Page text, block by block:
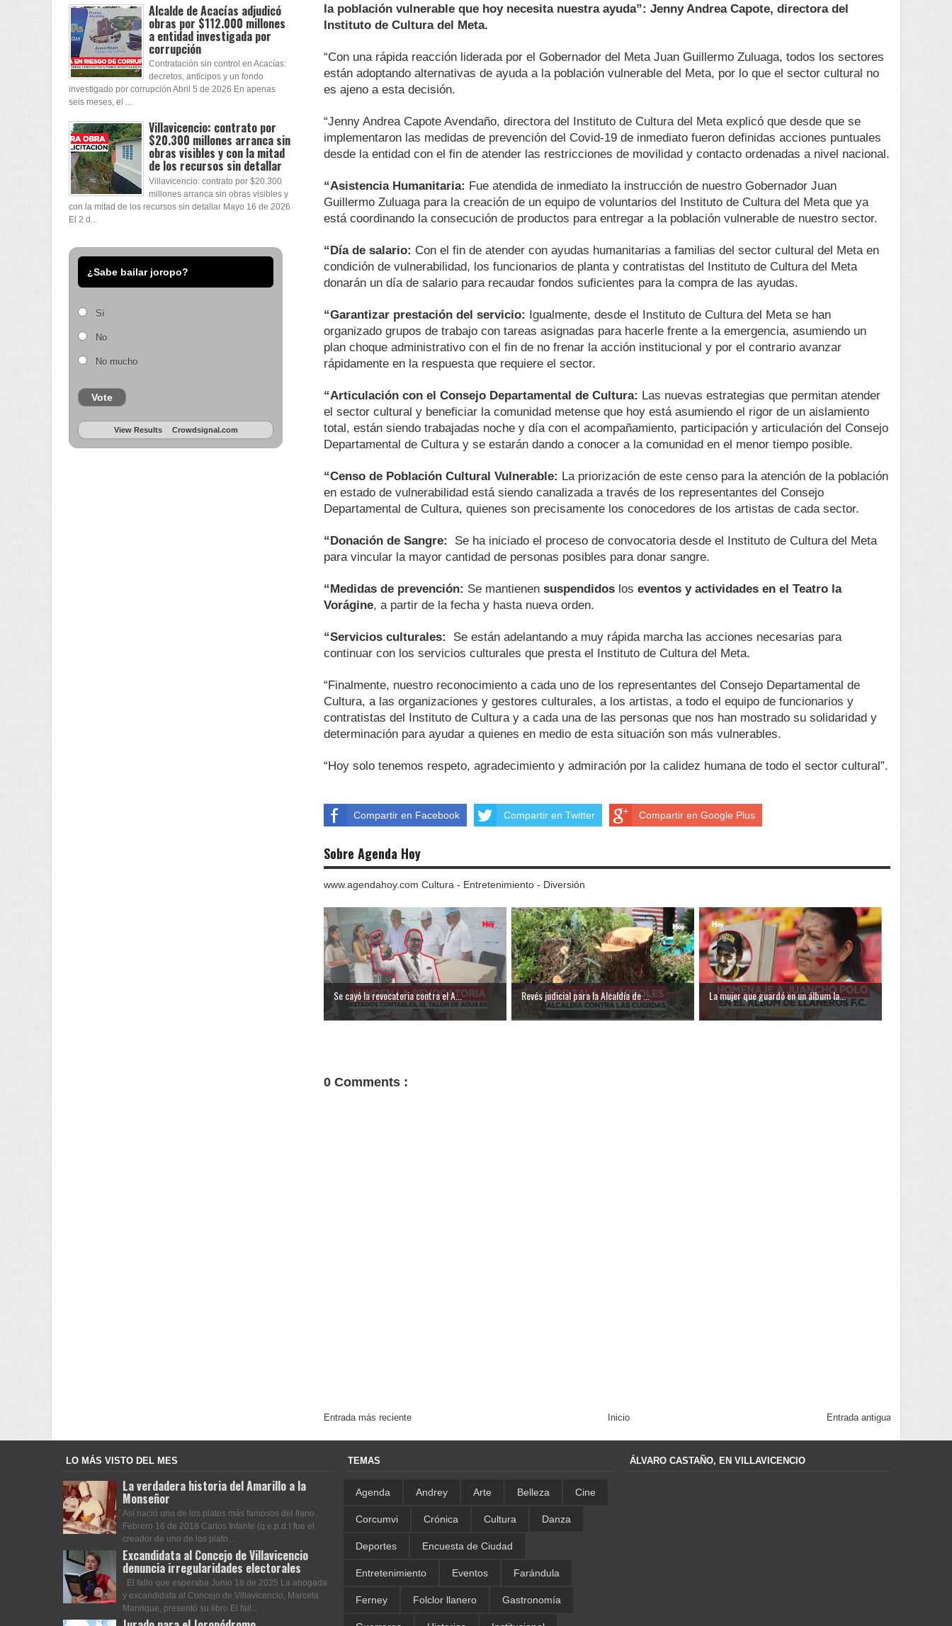
la población vulnerable que hoy necesita nuestra ayuda”: Jenny Andrea Capote, directora del
Instituto de Cultura del Meta.
“Con una rápida reacción liderada por el Gobernador del Meta Juan Guillermo Zuluaga, todos los sectores
están adoptando alternativas de ayuda a la población vulnerable del Meta, por lo que el sector cultural no
es ajeno a esta decisión.
“Jenny Andrea Capote Avendaño, directora del Instituto de Cultura del Meta explicó que desde que se
implementaron las medidas de prevención del Covid-19 de inmediato fueron definidas acciones puntuales
desde la entidad con el fin de atender las restricciones de movilidad y contacto ordenadas a nivel nacional.
“Asistencia Humanitaria: Fue atendida de inmediato la instrucción de nuestro Gobernador Juan
Guillermo Zuluaga para la creación de un equipo de voluntarios del Instituto de Cultura del Meta que ya
está coordinando la consecución de productos para entregar a la población vulnerable de nuestro sector.
“Día de salario: Con el fin de atender con ayudas humanitarias a familias del sector cultural del Meta en
condición de vulnerabilidad, los funcionarios de planta y contratistas del Instituto de Cultura del Meta
donarán un día de salario para recaudar fondos suficientes para la compra de las ayudas.
“Garantizar prestación del servicio: Igualmente, desde el Instituto de Cultura del Meta se han
organizado grupos de trabajo con tareas asignadas para hacerle frente a la emergencia, asumiendo un
plan choque administrativo con el fin de no frenar la acción institucional y por el contrario avanzar
rápidamente en la respuesta que requiere el sector.
“Articulación con el Consejo Departamental de Cultura: Las nuevas estrategias que permitan atender
el sector cultural y beneficiar la comunidad metense que hoy está asumiendo el rigor de un aislamiento
total, están siendo trabajadas noche y día con el acompañamiento, participación y articulación del Consejo
Departamental de Cultura y se estarán dando a conocer a la comunidad en el menor tiempo posible.
“Censo de Población Cultural Vulnerable: La priorización de este censo para la atención de la población
en estado de vulnerabilidad está siendo canalizada a través de los representantes del Consejo
Departamental de Cultura, quienes son precisamente los conocedores de los artistas de cada sector.
“Donación de Sangre:
Se ha iniciado el proceso de convocatoria desde el Instituto de Cultura del Meta
para vincular la mayor cantidad de personas posibles para donar sangre.
“Medidas de prevención: Se mantienen suspendidos los eventos y actividades en el Teatro la
Vorágine, a partir de la fecha y hasta nueva orden.
“Servicios culturales:
Se están adelantando a muy rápida marcha las acciones necesarias para
continuar con los servicios culturales que presta el Instituto de Cultura del Meta.
“Finalmente, nuestro reconocimiento a cada uno de los representantes del Consejo Departamental de
Cultura, a las organizaciones y gestores culturales, a los artistas, a todo el equipo de funcionarios y
contratistas del Instituto de Cultura y a cada una de las personas que nos han mostrado su solidaridad y
determinación para ayudar a quienes en medio de esta situación son más vulnerables.
“Hoy solo tenemos respeto, agradecimiento y admiración por la calidez humana de todo el sector cultural”.
Compartir en Facebook Compartir en Twitter Compartir en Google Plus
Sobre Agenda Hoy
www.agendahoy.com Cultura - Entretenimiento - Diversión
Se cayó la revocatoria contra el A... Revés judicial para la Alcaldía de ... La mujer que guardó en un álbum la...
0 Comments :
Entrada más reciente Entrada antigua
Inicio
Alcalde de Acacías adjudicó
obras por $112.000 millones
a entidad investigada por
corrupción
Contratación sin control en Acacías:
decretos, anticipos y un fondo
investigado por corrupción Abril 5 de 2026 En apenas
seis meses, el ...
Villavicencio: contrato por
$20.300 millones arranca sin
obras visibles y con la mitad
de los recursos sin detallar
Villavicencio: contrato por $20.300
millones arranca sin obras visibles y
con la mitad de los recursos sin detallar Mayo 16 de 2026
El 2 d...
¿Sabe bailar joropo?
Sí
No
No mucho
Vote
View Results Crowdsignal.com
LO MÁS VISTO DEL MES
La verdadera historia del Amarillo a la
Monseñor
Así nació uno de los platos más famosos del llano
Febrero 16 de 2018 Carlos Infante (q.e.p.d.) fue el
creador de uno de los plato...
Excandidata al Concejo de Villavicencio
denuncia irregularidades electorales
El fallo que esperaba Junio 18 de 2025 La abogada
y excandidata al Concejo de Villavicencio, Marcela
Manrique, presentó su libro El fall...
TEMAS
Agenda Andrey Arte Belleza Cine
Corcumvi Crónica Cultura Danza
Deportes Encuesta de Ciudad
Entretenimiento Eventos Farándula
Ferney Folclor llanero Gastronomía
ÁLVARO CASTAÑO, EN VILLAVICENCIO